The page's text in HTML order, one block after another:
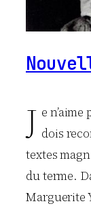
J e
dois
textes
du terme.
Marguerite